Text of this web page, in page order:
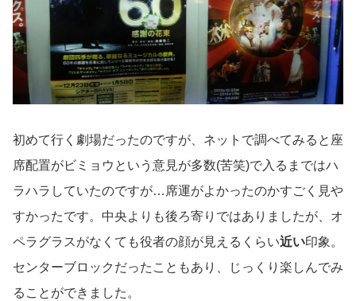
初めて行く劇場だったのですが、ネットで調べてみると座
席配置がビミョウという意見が多数(苦笑)で入るまではハ
ラハラしていたのですが…席運がよかったのかすごく見や
すかったです。中央よりも後ろ寄りではありましたが、オ
ペラグラスがなくても役者の顔が見えるくらい近い印象。
センターブロックだったこともあり、じっくり楽しんでみ
ることができました。